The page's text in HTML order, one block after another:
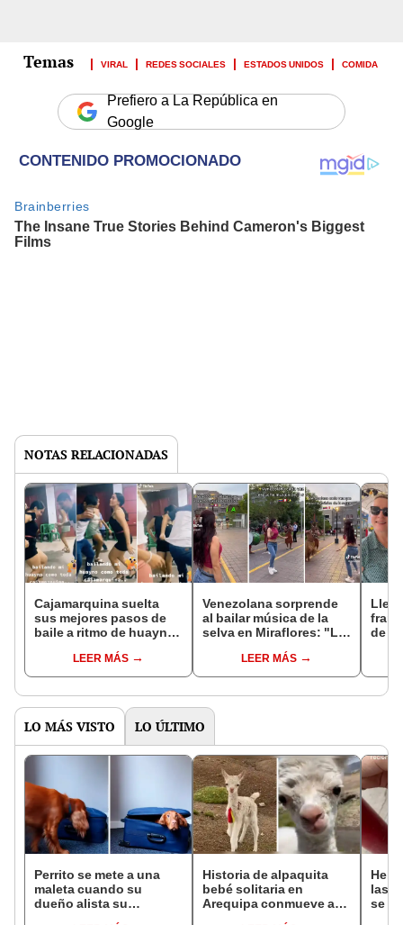
VIRAL REDES SOCIALES ESTADOS UNIDOS COMIDA
Prefiero a La República en
Google
NOTAS RELACIONADAS
Cajamarquina suelta
sus mejores pasos de
baile a ritmo de huayno
LEER MÁS
Venezolana sorprende
al bailar música de la
selva en Miraflores: "La
LEER MÁS
de
LO MÁS VISTO LO ÚLTIMO
Perrito se mete a una
maleta cuando su
dueño alista su
Historia de alpaquita
bebé solitaria en
Arequipa conmueve a
las
se